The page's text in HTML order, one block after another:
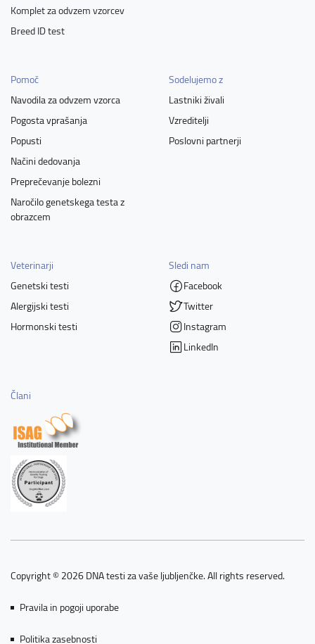
Komplet za odvzem vzorcev
Breed ID test
Pomoč
Navodila za odvzem vzorca
Pogosta vprašanja
Popusti
Načini dedovanja
Preprečevanje bolezni
Naročilo genetskega testa z
obrazcem
Sodelujemo z
Lastniki živali
Vzreditelji
Poslovni partnerji
Veterinarji
Genetski testi
Alergijski testi
Hormonski testi
Sledi nam
Facebook
Twitter
Instagram
LinkedIn
Člani
Copyright © 2026 DNA testi za vaše ljubljenčke. All rights reserved.
Pravila in pogoji uporabe
Politika zasebnosti